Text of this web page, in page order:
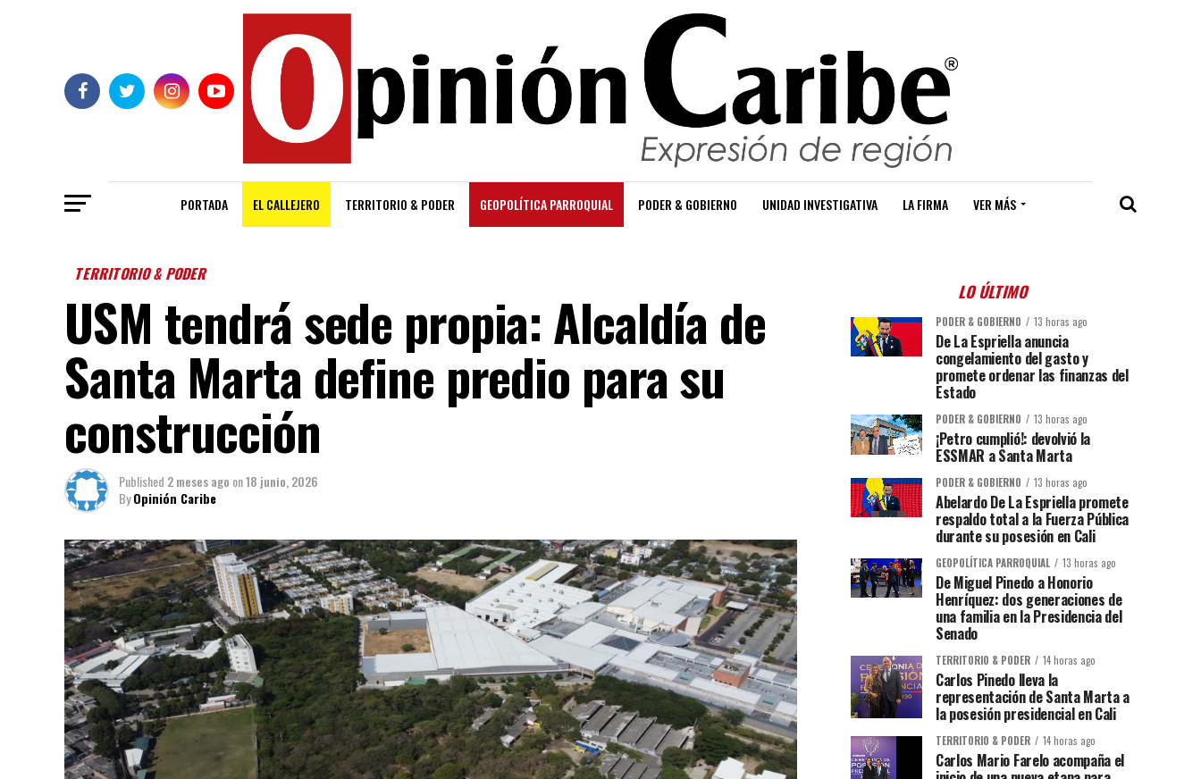
PORTADA EL CALLEJERO TERRITORIO & PODER GEOPOLÍTICA PARROQUIAL PODER & GOBIERNO UNIDAD INVESTIGATIVA LA FIRMA VER MÁS
TERRITORIO & PODER
USM tendrá sede propia: Alcaldía de
Santa Marta define predio para su
construcción
Published 2 meses ago on18 junio, 2026
ByOpinión Caribe
LO ÚLTIMO
PODER & GOBIERNO 13 horas ago
De La Espriella anuncia
congelamiento del gasto y
promete ordenar las finanzas del
Estado
PODER & GOBIERNO 13 horas ago
¡Petro cumplió!: devolvió la
ESSMAR a Santa Marta
PODER & GOBIERNO 13 horas ago
Abelardo De La Espriella promete
respaldo total a la Fuerza Pública
durante su posesión en Cali
GEOPOLÍTICA PARROQUIAL 13 horas ago
De Miguel Pinedo a Honorio
Henríquez: dos generaciones de
una familia en la Presidencia del
Senado
TERRITORIO & PODER 14 horas ago
Carlos Pinedo lleva la
representación de Santa Marta a
la posesión presidencial en Cali
TERRITORIO & PODER 14 horas ago
Carlos Mario Farelo acompaña el